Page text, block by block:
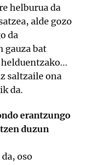
helburua da
alde gozo
da
gauza bat
saltzaile ona
da.
erantzungo
duzun
oso